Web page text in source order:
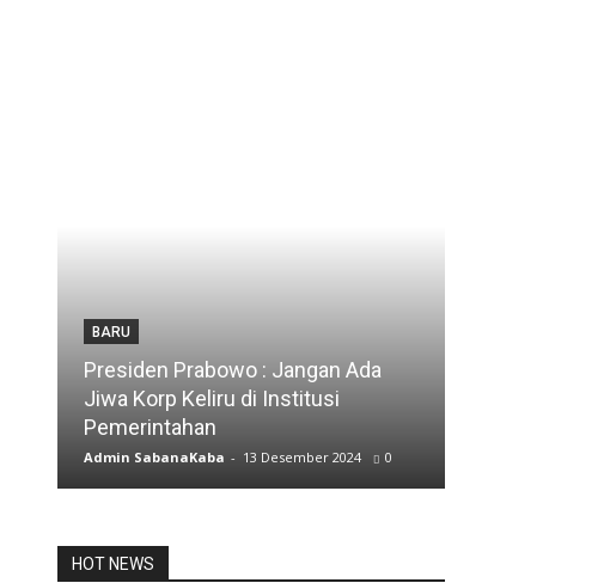
BARU
Presiden Prabowo : Jangan Ada
Jiwa Korp Keliru di Institusi
Pemerintahan
Admin SabanaKaba - 13 Desember 2024 0
HOT NEWS